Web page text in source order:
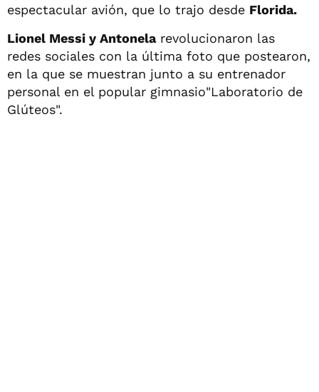
espectacular avión, que lo trajo desde Florida.
Lionel Messi y Antonelarevolucionaron las
redes sociales con la última foto que postearon,
en la que se muestran junto a su entrenador
personal en el popular gimnasio"Laboratorio de
Glúteos".